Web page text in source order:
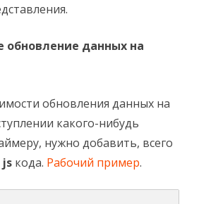
обновление данных на
обновления данных на
какого-нибудь
нужно добавить, всего
js кода. Рабочий пример.